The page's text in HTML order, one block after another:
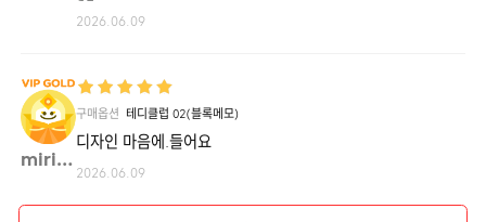
2026.06.09
miri3**
구매옵션 테디클럽 02(블록메모)
디자인 마음에.들어요
2026.06.09